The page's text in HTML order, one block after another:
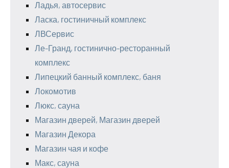
Ладья, автосервис
Ласка, гостиничный комплекс
ЛВСервис
Ле-Гранд, гостинично-ресторанный
комплекс
Липецкий банный комплекс, баня
Локомотив
Люкс, сауна
Магазин дверей, Магазин дверей
Магазин Декора
Магазин чая и кофе
Макс, сауна